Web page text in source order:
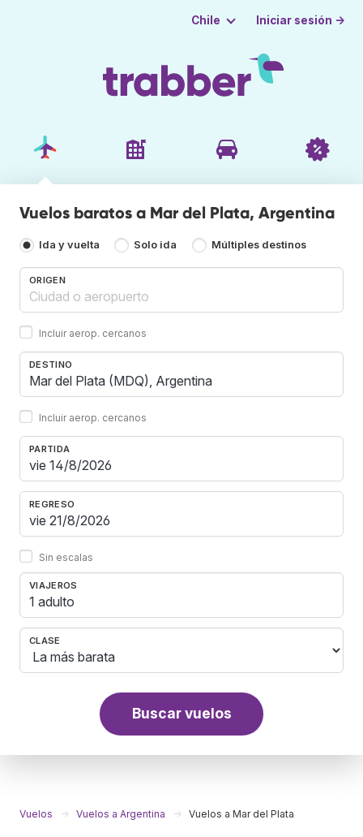
Chile Iniciar sesión →
Vuelos baratos a Mar del Plata, Argentina
Ida y vuelta Solo ida Múltiples destinos
ORIGEN
Incluir aerop. cercanos
DESTINO
Incluir aerop. cercanos
PARTIDA
REGRESO
Sin escalas
VIAJEROS
1 adulto
CLASE
Buscar vuelos
Vuelos Vuelos a Argentina Vuelos a Mar del Plata